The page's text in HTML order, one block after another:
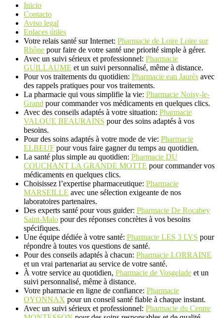
Inicio
Contacto
Aviso legal
Enlaces útiles
Votre relais santé sur Internet: Pharmacie de Loire Loire sur
Rhône pour faire de votre santé une priorité simple à gérer.
Avec un suivi sérieux et professionnel: Pharmacie
GUILLAUME et un suivi personnalisé, même à distance.
Pour vos traitements du quotidien: Pharmacie ean Jaurès avec
des rappels pratiques pour vos traitements.
La pharmacie qui vous simplifie la vie: Pharmacie Noisy-le-
Grand pour commander vos médicaments en quelques clics.
Avec des conseils adaptés à votre situation: Pharmacie
VALQUE BEAURAINS pour des soins adaptés à vos
besoins.
Pour des soins adaptés à votre mode de vie: Pharmacie
ELBEUF pour vous faire gagner du temps au quotidien.
La santé plus simple au quotidien: Pharmacie DU
COUCHANT LA GRANDE MOTTE pour commander vos
médicaments en quelques clics.
Choisissez l’expertise pharmaceutique: Pharmacie
MARSEILLE avec une sélection exigeante de nos
laboratoires partenaires.
Des experts santé pour vous guider: Pharmacie De Rocabey
Saint-Malo pour des réponses concrètes à vos besoins
spécifiques.
Une équipe dédiée à votre santé: Pharmacie LES 3 LYS pour
répondre à toutes vos questions de santé.
Pour des conseils adaptés à chacun: Pharmacie LORRAINE
et un vrai partenariat au service de votre santé.
À votre service au quotidien, Pharmacie de Vosgelade et un
suivi personnalisé, même à distance.
Votre pharmacie en ligne de confiance: Pharmacie
OYONNAX pour un conseil santé fiable à chaque instant.
Avec un suivi sérieux et professionnel: Pharmacie du Centre